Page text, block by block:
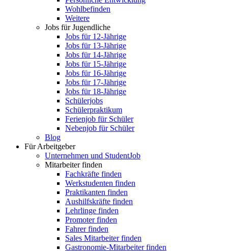
Wohlbefinden
Weitere
Jobs für Jugendliche
Jobs für 12-Jährige
Jobs für 13-Jährige
Jobs für 14-Jährige
Jobs für 15-Jährige
Jobs für 16-Jährige
Jobs für 17-Jährige
Jobs für 18-Jährige
Schülerjobs
Schülerpraktikum
Ferienjob für Schüler
Nebenjob für Schüler
Blog
Für Arbeitgeber
Unternehmen und StudentJob
Mitarbeiter finden
Fachkräfte finden
Werkstudenten finden
Praktikanten finden
Aushilfskräfte finden
Lehrlinge finden
Promoter finden
Fahrer finden
Sales Mitarbeiter finden
Gastronomie-Mitarbeiter finden